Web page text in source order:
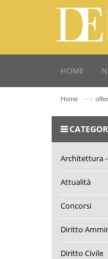
HOME
Home —›
Architettura
Attualità
Concorsi
Diritto
Diritto Civile